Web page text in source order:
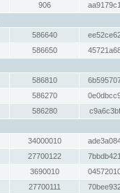
906
586640
586650
586810
586270
586280
34000010
27700122
3690010
27700111